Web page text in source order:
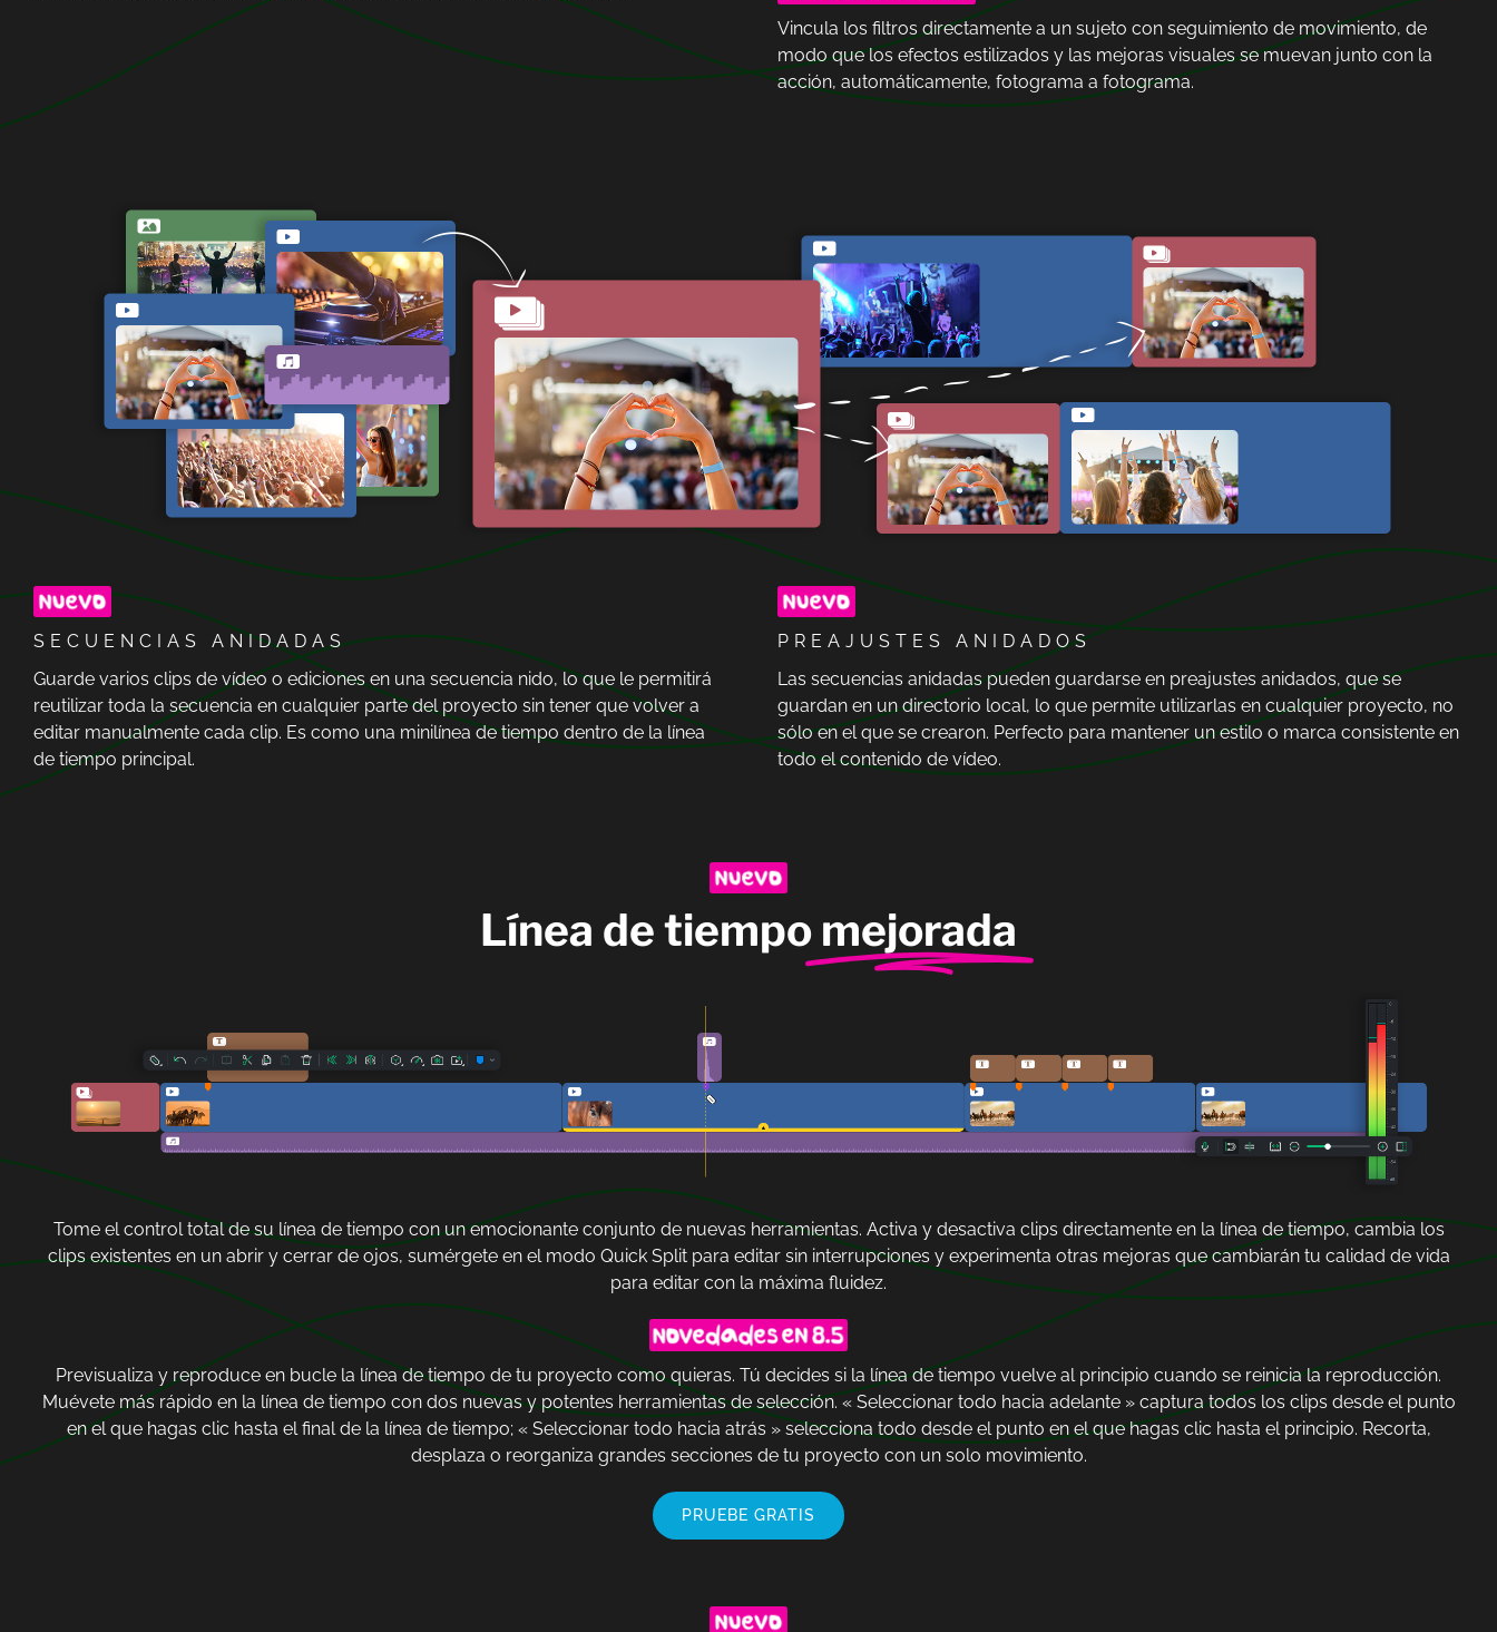
Vincula los filtros directamente a un sujeto con seguimiento de movimiento, de
modo que los efectos estilizados y las mejoras visuales se muevan junto con la
acción, automáticamente, fotograma a fotograma.
SECUENCIAS ANIDADAS
Guarde varios clips de vídeo o ediciones en una secuencia nido, lo que le permitirá
reutilizar toda la secuencia en cualquier parte del proyecto sin tener que volver a
editar manualmente cada clip. Es como una minilínea de tiempo dentro de la línea
de tiempo principal.
PREAJUSTES ANIDADOS
Las secuencias anidadas pueden guardarse en preajustes anidados, que se
guardan en un directorio local, lo que permite utilizarlas en cualquier proyecto, no
sólo en el que se crearon. Perfecto para mantener un estilo o marca consistente en
todo el contenido de vídeo.
Línea de tiempo mejorada
Tome el control total de su línea de tiempo con un emocionante conjunto de nuevas herramientas. Activa y desactiva clips directamente en la línea de tiempo, cambia los
clips existentes en un abrir y cerrar de ojos, sumérgete en el modo Quick Split para editar sin interrupciones y experimenta otras mejoras que cambiarán tu calidad de vida
para editar con la máxima fluidez.
Previsualiza y reproduce en bucle la línea de tiempo de tu proyecto como quieras. Tú decides si la línea de tiempo vuelve al principio cuando se reinicia la reproducción.
Muévete más rápido en la línea de tiempo con dos nuevas y potentes herramientas de selección. « Seleccionar todo hacia adelante » captura todos los clips desde el punto
en el que hagas clic hasta el final de la línea de tiempo; « Seleccionar todo hacia atrás » selecciona todo desde el punto en el que hagas clic hasta el principio. Recorta,
desplaza o reorganiza grandes secciones de tu proyecto con un solo movimiento.
PRUEBE GRATIS